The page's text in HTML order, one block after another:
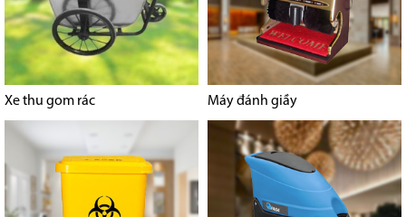
Xe thu gom rác Máy đánh giầy